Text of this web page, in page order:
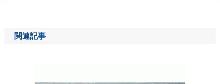
ナ
ビ
関連記事